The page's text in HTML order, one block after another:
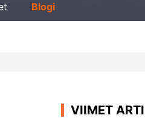
Blogi
VIIMET